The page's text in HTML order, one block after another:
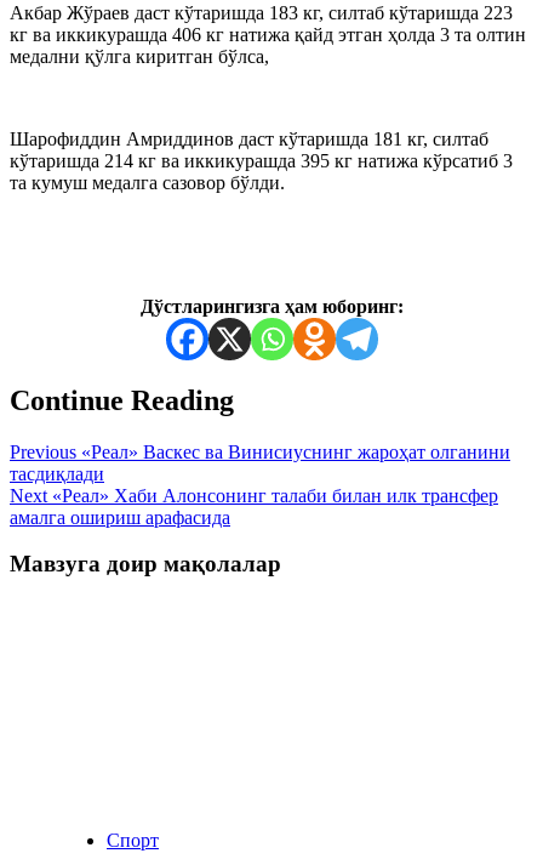
Акбар Жўраев даст кўтаришда 183 кг, силтаб кўтаришда 223
кг ва иккикурашда 406 кг натижа қайд этган ҳолда 3 та олтин
медални қўлга киритган бўлса,
Шарофиддин Амриддинов даст кўтаришда 181 кг, силтаб
кўтаришда 214 кг ва иккикурашда 395 кг натижа кўрсатиб 3
та кумуш медалга сазовор бўлди.
Дўстларингизга ҳам юборинг:
Continue Reading
Previous «Реал» Васкес ва Винисиуснинг жароҳат олганини
тасдиқлади
Next «Реал» Хаби Алонсонинг талаби билан илк трансфер
амалга ошириш арафасида
Мавзуга доир мақолалар
Спорт